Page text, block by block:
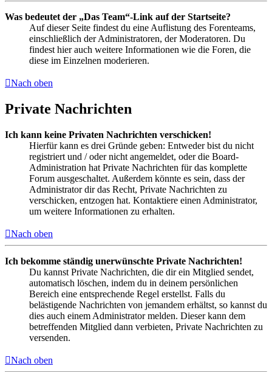
Was bedeutet der „Das Team“-Link auf der Startseite?
Auf dieser Seite findest du eine Auflistung des Forenteams,
einschließlich der Administratoren, der Moderatoren. Du
findest hier auch weitere Informationen wie die Foren, die
diese im Einzelnen moderieren.
Nach oben
Private Nachrichten
Ich kann keine Privaten Nachrichten verschicken!
Hierfür kann es drei Gründe geben: Entweder bist du nicht
registriert und / oder nicht angemeldet, oder die Board-
Administration hat Private Nachrichten für das komplette
Forum ausgeschaltet. Außerdem könnte es sein, dass der
Administrator dir das Recht, Private Nachrichten zu
verschicken, entzogen hat. Kontaktiere einen Administrator,
um weitere Informationen zu erhalten.
Nach oben
Ich bekomme ständig unerwünschte Private Nachrichten!
Du kannst Private Nachrichten, die dir ein Mitglied sendet,
automatisch löschen, indem du in deinem persönlichen
Bereich eine entsprechende Regel erstellst. Falls du
belästigende Nachrichten von jemandem erhältst, so kannst du
dies auch einem Administrator melden. Dieser kann dem
betreffenden Mitglied dann verbieten, Private Nachrichten zu
versenden.
Nach oben